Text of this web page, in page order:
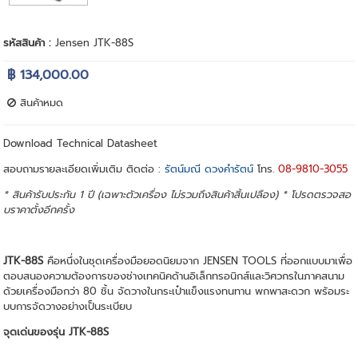
รหัสสินค้า :Jensen JTK-88S
฿ 134,000.00
สินค้าหมด
Download Technical Datasheet
สอบถามรายละเอียดเพิ่มเติม ติดต่อ :รัตน์มณี ดวงคำรัตน์ โทร.08-9810-3055
* สินค้ารับประกัน 1 ปี (เฉพาะตัวเครื่อง ไม่รวมถึงสินค้าสิ้นเปลือง) * โปรดตรวจสอ
บราคาตั้งอีกครั้ง
JTK-88Sคือหนึ่งในชุดเครื่องมือยอดนิยมจาก JENSEN TOOLS ที่ออกแบบมาเพื่อ
ตอบสนองความต้องการของช่างเทคนิคด้านอิเล็กทรอนิกส์และวิศวกรในภาคสนาม
ด้วยเครื่องมือกว่า 80 ชิ้น จัดวางในกระเป๋าแข็งแรงทนทาน พกพาสะดวก พร้อมระ
บบการจัดวางอย่างเป็นระเบียบ
จุดเด่นของรุ่น JTK-88S